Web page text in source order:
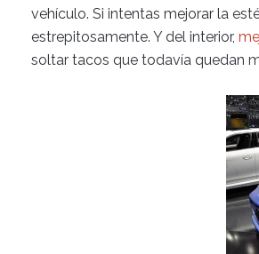
vehículo. Si intentas mejorar la
estrepitosamente. Y del interior,
soltar tacos que todavía quedan